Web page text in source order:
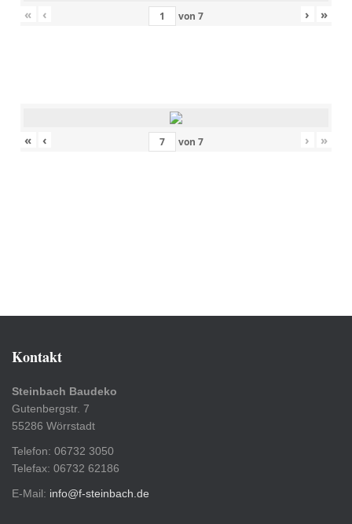
« ‹ von 7 › »
« ‹ von 7 › »
Kontakt
Steinbach Baudeko
Gutenbergstr. 7
55286 Wörrstadt
Telefon: 06732 3050
Telefax: 06732 62186
E-Mail: info@f-steinbach.de